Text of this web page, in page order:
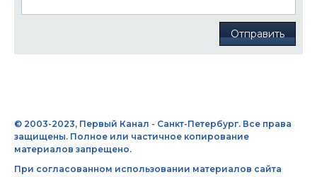
Отправить
© 2003-2023, Первый Канал - Санкт-Петербург. Все права
защищены. Полное или частичное копирование
материалов запрещено.
При согласованном использовании материалов сайта